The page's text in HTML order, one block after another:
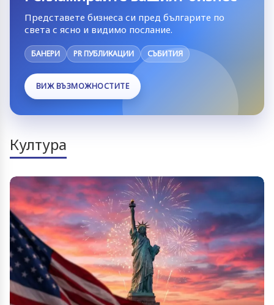
Представете бизнеса си пред българите по
света с ясно и видимо послание.
БАНЕРИ PR ПУБЛИКАЦИИ СЪБИТИЯ
ВИЖ ВЪЗМОЖНОСТИТЕ
Култура